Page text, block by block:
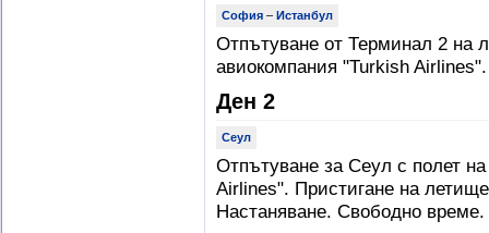
София – Истанбул
Отпътуване от Терминал 2 на
авиокомпания "Turkish
Ден 2
Сеул
Отпътуване за Сеул с полет
Airlines". Пристигане на
Настаняване. Свободно